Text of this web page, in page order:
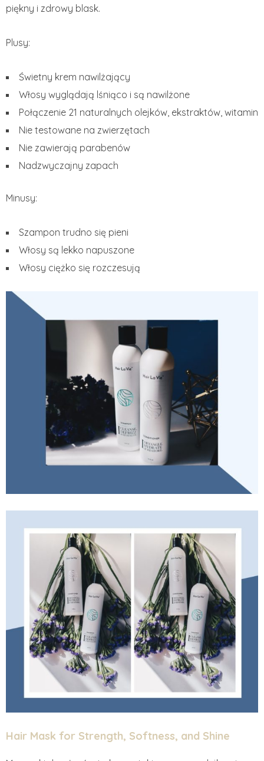
piękny i zdrowy blask.
Plusy:
Świetny krem nawilżający
Włosy wyglądają lśniąco i są nawilżone
Połączenie 21 naturalnych olejków, ekstraktów, witamin
Nie testowane na zwierzętach
Nie zawierają parabenów
Nadzwyczajny zapach
Minusy:
Szampon trudno się pieni
Włosy są lekko napuszone
Włosy ciężko się rozczesują
Hair Mask for Strength, Softness, and Shine